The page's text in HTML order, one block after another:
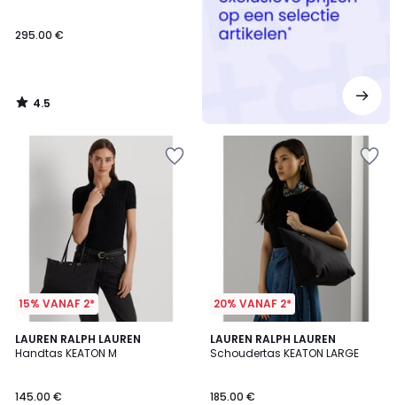
295.00 €
4.5
/
15% VANAF 2*
LAUREN RALPH LAUREN
Handtas KEATON M
145.00 €
4.4
/ 5
20% VANAF 2*
LAUREN RALPH LAUREN
Schoudertas KEATON LARGE
185.00 €
4.5
/ 5